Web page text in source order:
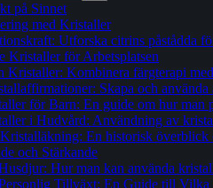
på Sinnet
med Kristaller
Utforska citrins påstådda
Kristaller för Arbetsplatsen
Kristaller: Kombinera färgterapi
Skapa och
för Barn: En guide om hur man
i Hudvård: Användning av
En historisk
och Stärkande
Hur man kan använda
Tillväxt: En Guide till